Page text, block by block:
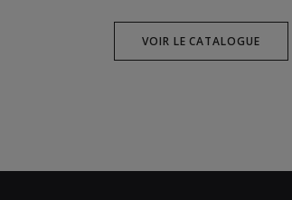
VOIR LE CATALOGUE